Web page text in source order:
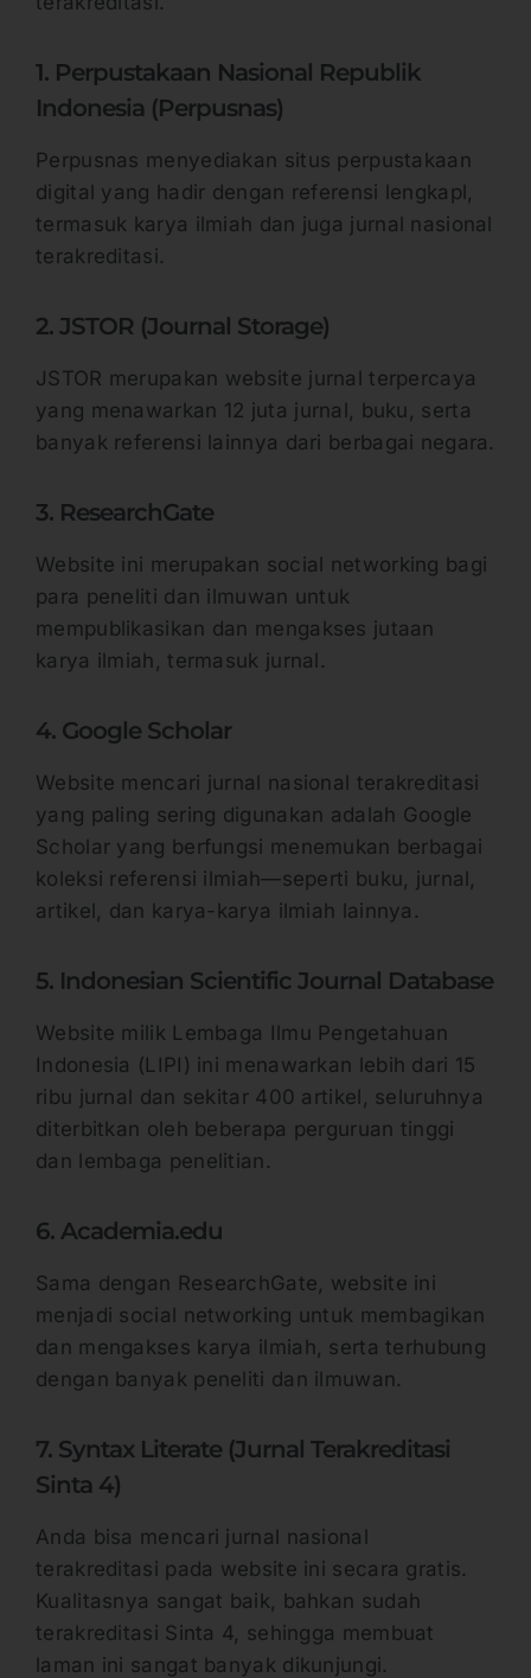
1. Perpustakaan Nasional Republik
Indonesia (Perpusnas)
Perpusnas menyediakan situs perpustakaan
digital yang hadir dengan referensi lengkapl,
termasuk karya ilmiah dan juga jurnal nasional
terakreditasi.
2. JSTOR (Journal Storage)
JSTOR merupakan website jurnal terpercaya
yang menawarkan 12 juta jurnal, buku, serta
banyak referensi lainnya dari berbagai negara.
3. ResearchGate
Website ini merupakan social networking bagi
para peneliti dan ilmuwan untuk
mempublikasikan dan mengakses jutaan
karya ilmiah, termasuk jurnal.
4. Google Scholar
Website mencari jurnal nasional terakreditasi
yang paling sering digunakan adalah Google
Scholar yang berfungsi menemukan berbagai
koleksi referensi ilmiah—seperti buku, jurnal,
artikel, dan karya-karya ilmiah lainnya.
5. Indonesian Scientific Journal Database
Website milik Lembaga Ilmu Pengetahuan
Indonesia (LIPI) ini menawarkan lebih dari 15
ribu jurnal dan sekitar 400 artikel, seluruhnya
diterbitkan oleh beberapa perguruan tinggi
dan lembaga penelitian.
6. Academia.edu
Sama dengan ResearchGate, website ini
menjadi social networking untuk membagikan
dan mengakses karya ilmiah, serta terhubung
dengan banyak peneliti dan ilmuwan.
7. Syntax Literate (Jurnal Terakreditasi
Sinta 4)
Anda bisa mencari jurnal nasional
terakreditasi pada website ini secara gratis.
Kualitasnya sangat baik, bahkan sudah
terakreditasi Sinta 4, sehingga membuat
laman ini sangat banyak dikunjungi.